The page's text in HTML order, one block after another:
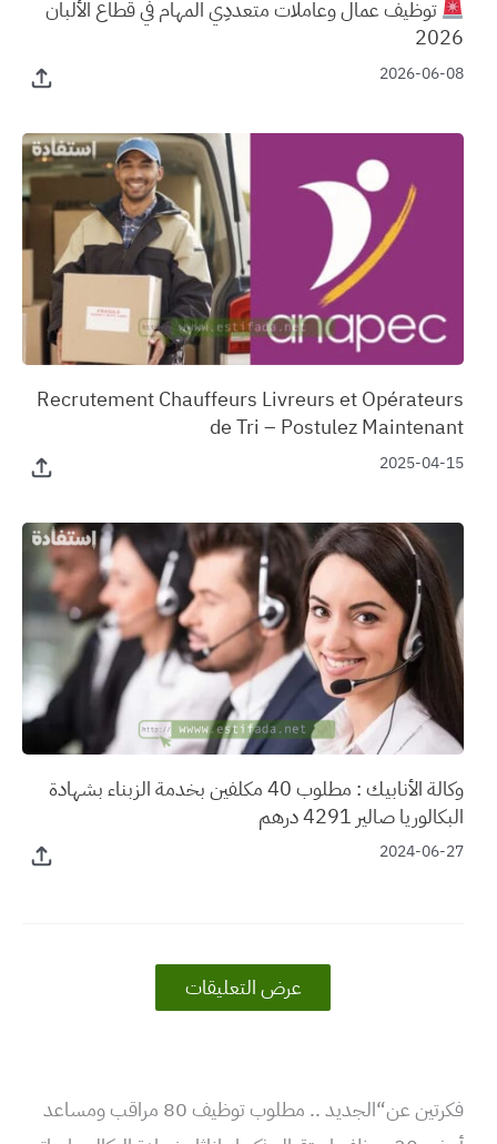
توظيف عمال وعاملات متعددِي المهام في قطاع الألبان
2026
2026-06-08
‏Recrutement Chauffeurs Livreurs et Opérateurs
de Tri – Postulez Maintenant
2025-04-15
وكالة الأنابيك : مطلوب 40 مكلفين بخدمة الزبناء بشهادة
البكالوريا صالير 4291 درهم
2024-06-27
عرض التعليقات
فكرتين عن“الجديد .. مطلوب توظيف 80 مراقب ومساعد